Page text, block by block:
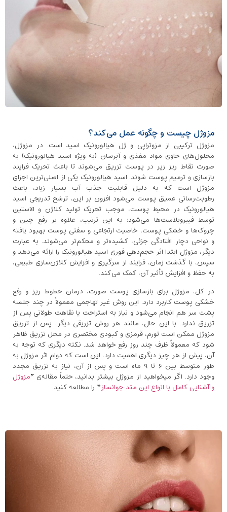
مزوژل چیست و چگونه عمل می‌کند؟
مزوژل ترکیبی از مزوتراپی و ژل هیالورونیک اسید است. در مزوژل،
محلول‌های حاوی مواد مغذی و آبرسان (به ویژه اسید هیالورونیک) به
صورت نقاط ریز زیر در پوست تزریق می‌شوند تا باعث تحریک فرایند
بازسازی و ترمیم پوست شوند. اسید هیالورونیک یکی از اصلی‌ترین اجزای
مزوژل است که به ‌دلیل قابلیت جذب آب بسیار زیاد، باعث
رطوبت‌رسانی عمیق پوست می‌شود افزون بر این، ترشح تدریجی اسید
هیالورونیک در محیط پوست، موجب تحریک تولید کلاژن و الاستین
توسط فیبروبلاست‌ها می‌شود؛ به این ترتیب، علاوه بر رفع چین‌ و
چروک‌ها و خشکی پوست، خاصیت ارتجاعی و سفتی پوست بهبود یافته
و نواحی دچار افتادگی جزئی، کشیده‌تر و محکم‌تر می‌شوند. به‌ عبارت
دیگر، مزوژل ابتدا اثر حجم‌دهی فوری اسید هیالورونیک را ارائه می‌دهد و
سپس، با گذشت زمان، فرایند از سرگیری و افزایش کلاژن‌سازی طبیعی،
به حفظ و افزایش تأثیر آن، کمک می‌کند.
در کل، مزوژل برای بازسازی پوست صورت، درمان خطوط ریز و رفع
خشکی پوست کاربرد دارد. این روش غیر تهاجمی معمولاً در چند جلسه
پشت ‌سر هم انجام می‌شود و نیاز به استراحت یا نقاهت طولانی پس از
تزریق ندارد. با این حال، مانند هر روش تزریقی دیگر، پس از تزریق
مزوژل ممکن است تورم، قرمزی و کبودی مختصری در محل تزریق ظاهر
شود که معمولاً ظرف چند روز رفع خواهد شد. نکته دیگری که توجه به
آن، پیش از هر چیز دیگری اهمیت دارد، این است که دوام اثر مزوژل به
‌طور متوسط بین ۶ تا ۹ ماه است و پس از آن، نیاز به تزریق مجدد
وجود دارد. اگر میخواهید از مزوژل بیشتر بدانید، حتماً مقاله‌ی “مزوژل
و آشنایی کامل با انواع این متد جوانساز” را مطالعه کنید.